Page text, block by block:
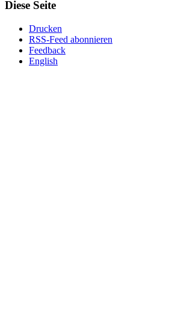
Diese Seite
Drucken
RSS-Feed abonnieren
Feedback
English